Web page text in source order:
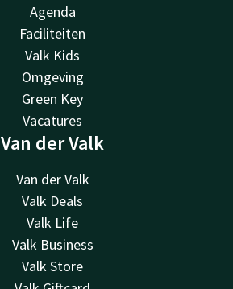
Agenda
Faciliteiten
Valk Kids
Omgeving
Green Key
Vacatures
Van der Valk
Van der Valk
Valk Deals
Valk Life
Valk Business
Valk Store